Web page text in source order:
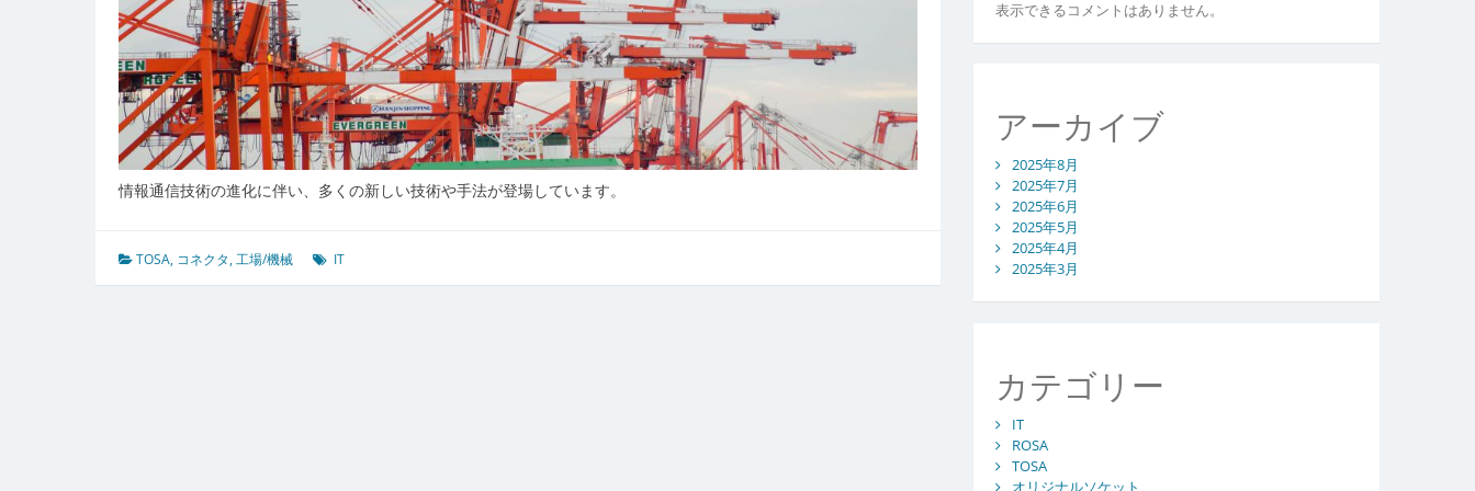
情報通信技術の進化に伴い、多くの新しい技術や手法が登場しています。
TOSA, コネクタ,工場/機械 IT
表示できるコメントはありません。
アーカイブ
2025年8月
2025年7月
2025年6月
2025年5月
2025年4月
2025年3月
カテゴリー
IT
ROSA
TOSA
オリジナルソケット